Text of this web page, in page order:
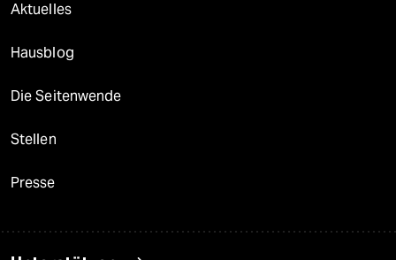
Aktuelles
Hausblog
Die Seitenwende
Stellen
Presse